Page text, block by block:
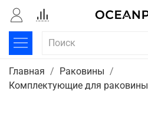
Главная
Раковины
Комплектующие для раковины